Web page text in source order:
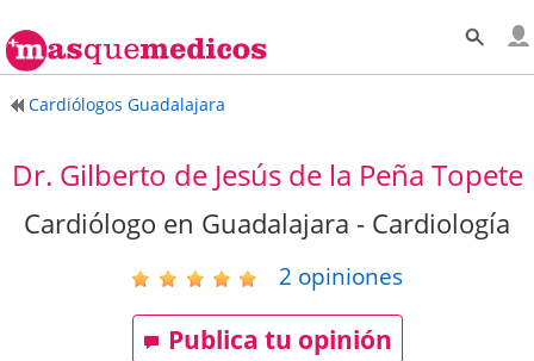
Cardiólogos Guadalajara
Dr. Gilberto de Jesús de la Peña Topete
Cardiólogo en Guadalajara - Cardiología
2 opiniones
Publica tu opinión